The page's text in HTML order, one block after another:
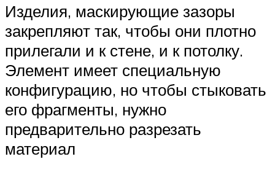
Изделия, маскирующие зазоры
закрепляют так, чтобы они плотно
прилегали и к стене, и к потолку.
Элемент имеет специальную
конфигурацию, но чтобы стыковать
его фрагменты, нужно
предварительно разрезать
материал